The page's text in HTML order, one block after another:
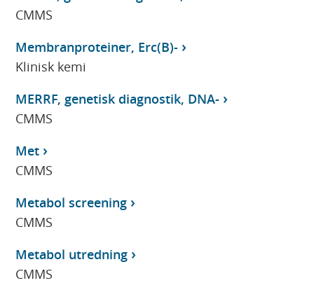
CMMS
Membranproteiner, Erc(B)-
Klinisk kemi
MERRF, genetisk diagnostik, DNA-
CMMS
Met
CMMS
Metabol screening
CMMS
Metabol utredning
CMMS